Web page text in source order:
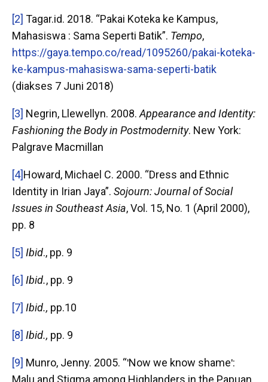
[2] Tagar.id. 2018. “Pakai Koteka ke Kampus,
Mahasiswa : Sama Seperti Batik”. Tempo,
https://gaya.tempo.co/read/1095260/pakai-koteka-
ke-kampus-mahasiswa-sama-seperti-batik
(diakses 7 Juni 2018)
[3] Negrin, Llewellyn. 2008. Appearance and Identity:
Fashioning the Body in Postmodernity. New York:
Palgrave Macmillan
[4]Howard, Michael C. 2000. “Dress and Ethnic
Identity in Irian Jaya”. Sojourn: Journal of Social
Issues in Southeast Asia, Vol. 15, No. 1 (April 2000),
pp. 8
[5] Ibid., pp. 9
[6] Ibid., pp. 9
[7] Ibid., pp.10
[8] Ibid., pp. 9
[9] Munro, Jenny. 2005. “ʹNow we know shameʹ:
Malu and Stigma among Highlanders in the Papuan